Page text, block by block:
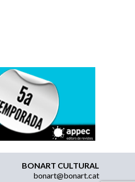
BONART CULTURAL
bonart@bonart.cat